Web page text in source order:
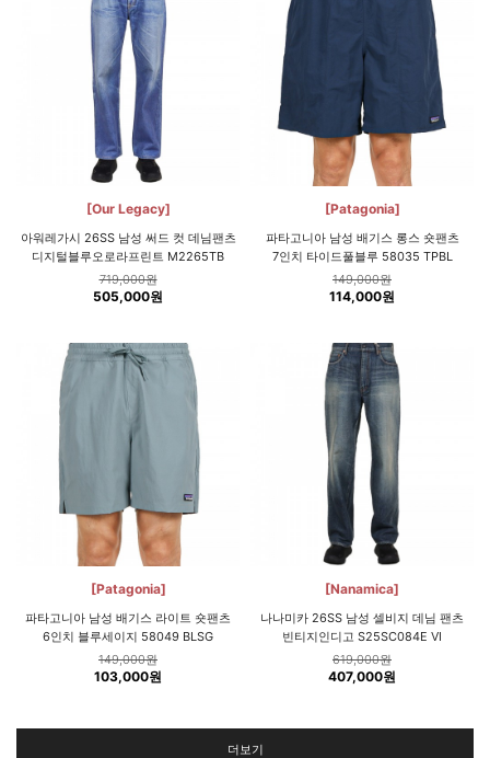
[Our Legacy]
아워레가시 26SS 남성 써드 컷 데님팬츠
디지털블루오로라프린트 M2265TB
719,000원
505,000원
[Patagonia]
파타고니아 남성 배기스 롱스 숏팬츠
7인치 타이드풀블루 58035 TPBL
149,000원
114,000원
[Patagonia]
파타고니아 남성 배기스 라이트 숏팬츠
6인치 블루세이지 58049 BLSG
149,000원
103,000원
[Nanamica]
나나미카 26SS 남성 셀비지 데님 팬츠
빈티지인디고 S25SC084E VI
619,000원
407,000원
더보기